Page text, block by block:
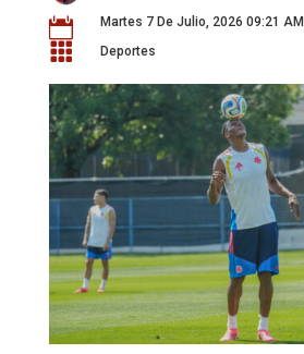
 Martes 7 De Julio, 2026 09:21 AM
 Deportes